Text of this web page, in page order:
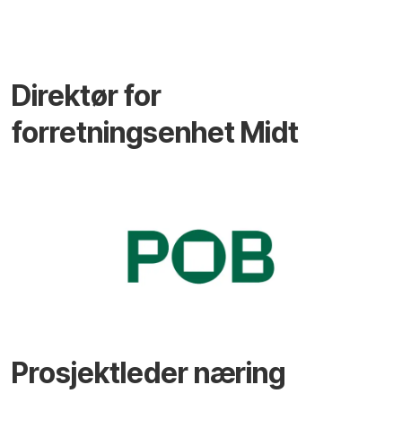
Direktør for
forretningsenhet Midt
Prosjektleder næring